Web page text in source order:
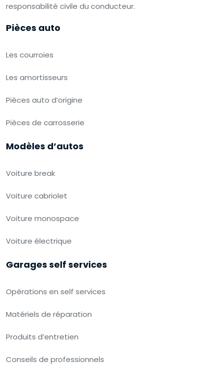
responsabilité civile du conducteur.
Pièces auto
Les courroies
Les amortisseurs
Pièces auto d’origine
Pièces de carrosserie
Modèles d’autos
Voiture break
Voiture cabriolet
Voiture monospace
Voiture électrique
Garages self services
Opérations en self services
Matériels de réparation
Produits d’entretien
Conseils de professionnels